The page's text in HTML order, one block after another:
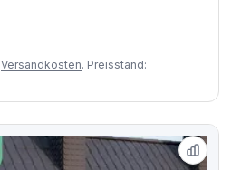
Versandkosten. Preisstand: